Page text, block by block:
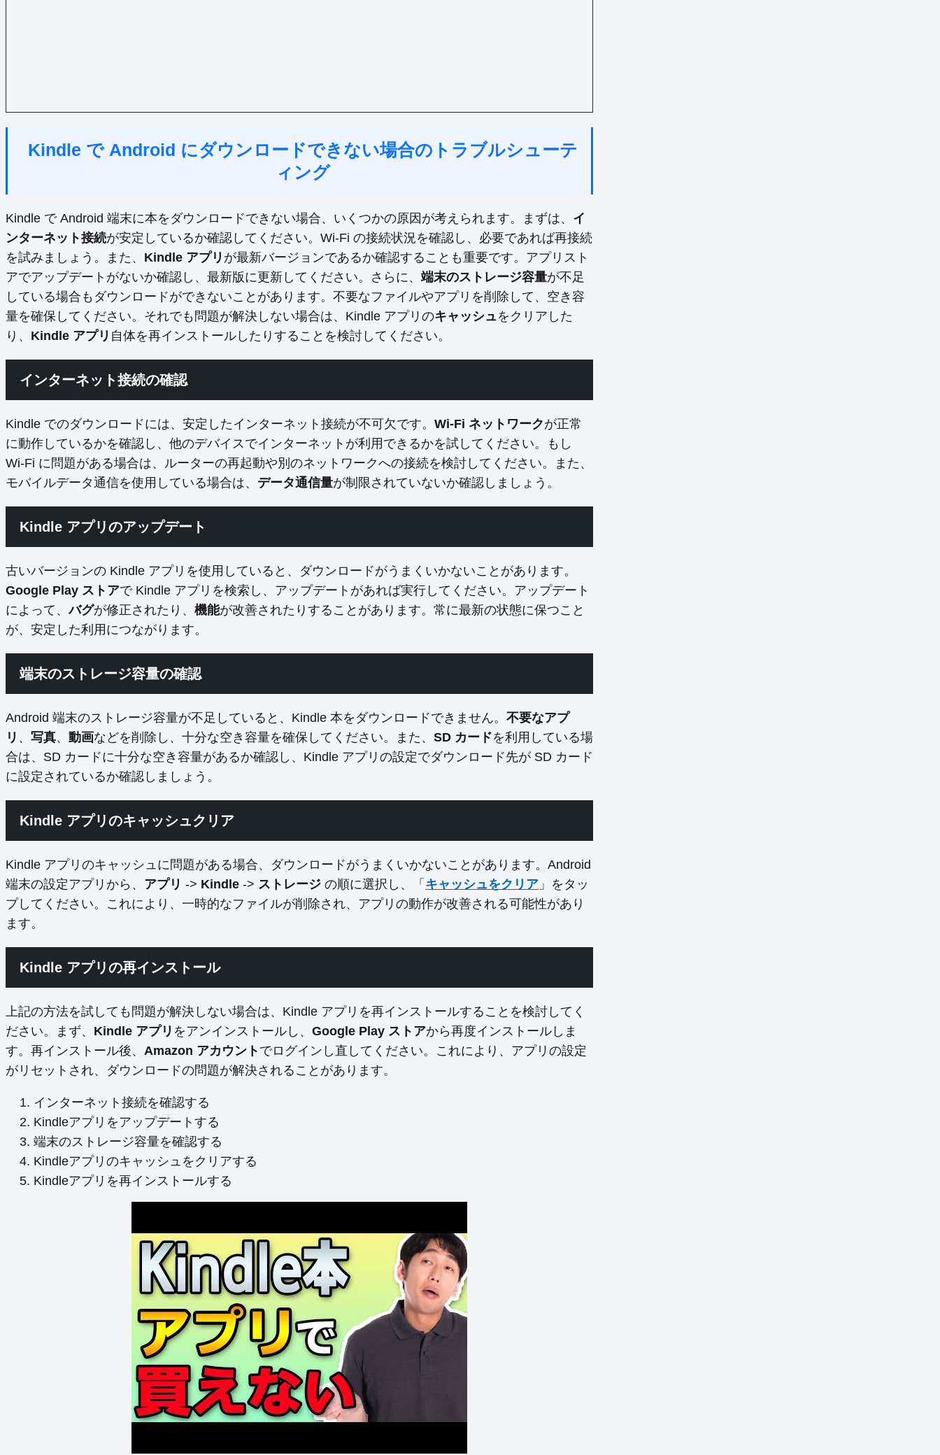
Kindle で Android にダウンロードできない場合のトラブルシューテ
ィング
Kindle で Android 端末に本をダウンロードできない場合、いくつかの原因が考えられます。まずは、 イ
ンターネット接続が安定しているか確認してください。Wi-Fi の接続状況を確認し、必要であれば再接続
を試みましょう。また、 Kindle アプリ が最新バージョンであるか確認することも重要です。アプリスト
アでアップデートがないか確認し、最新版に更新してください。さらに、 端末のストレージ容量が不足
している場合もダウンロードができないことがあります。不要なファイルやアプリを削除して、空き容
量を確保してください。それでも問題が解決しない場合は、Kindle アプリのキャッシュをクリアした
り、 Kindle アプリ 自体を再インストールしたりすることを検討してください。
インターネット接続の確認
Kindle でのダウンロードには、安定したインターネット接続が不可欠です。 Wi-Fi ネットワークが正常
に動作しているかを確認し、他のデバイスでインターネットが利用できるかを試してください。もし
Wi-Fi に問題がある場合は、ルーターの再起動や別のネットワークへの接続を検討してください。また、
モバイルデータ通信を使用している場合は、 データ通信量が制限されていないか確認しましょう。
Kindle アプリのアップデート
古いバージョンの Kindle アプリを使用していると、ダウンロードがうまくいかないことがあります。
Google Play ストアで Kindle アプリを検索し、アップデートがあれば実行してください。アップデート
によって、バグが修正されたり、 機能が改善されたりすることがあります。常に最新の状態に保つこと
が、安定した利用につながります。
端末のストレージ容量の確認
Android 端末のストレージ容量が不足していると、Kindle 本をダウンロードできません。 不要なアプ
リ 、 写真、 動画などを削除し、十分な空き容量を確保してください。また、 SD カードを利用している場
合は、SD カードに十分な空き容量があるか確認し、Kindle アプリの設定でダウンロード先が SD カード
に設定されているか確認しましょう。
Kindle アプリのキャッシュクリア
Kindle アプリのキャッシュに問題がある場合、ダウンロードがうまくいかないことがあります。Android
端末の設定アプリから、 アプリ -> Kindle -> ストレージ の順に選択し、「 キャッシュをクリア 」をタッ
プしてください。これにより、一時的なファイルが削除され、アプリの動作が改善される可能性があり
ます。
Kindle アプリの再インストール
上記の方法を試しても問題が解決しない場合は、Kindle アプリを再インストールすることを検討してく
ださい。まず、 Kindle アプリ をアンインストールし、 Google Play ストアから再度インストールしま
す。再インストール後、 Amazon アカウント でログインし直してください。これにより、アプリの設定
がリセットされ、ダウンロードの問題が解決されることがあります。
インターネット接続を確認する
Kindleアプリをアップデートする
端末のストレージ容量を確認する
Kindleアプリのキャッシュをクリアする
Kindleアプリを再インストールする